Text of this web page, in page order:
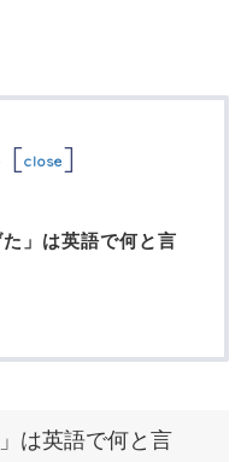
[close]
た」は英語で何と言
は英語で何と言